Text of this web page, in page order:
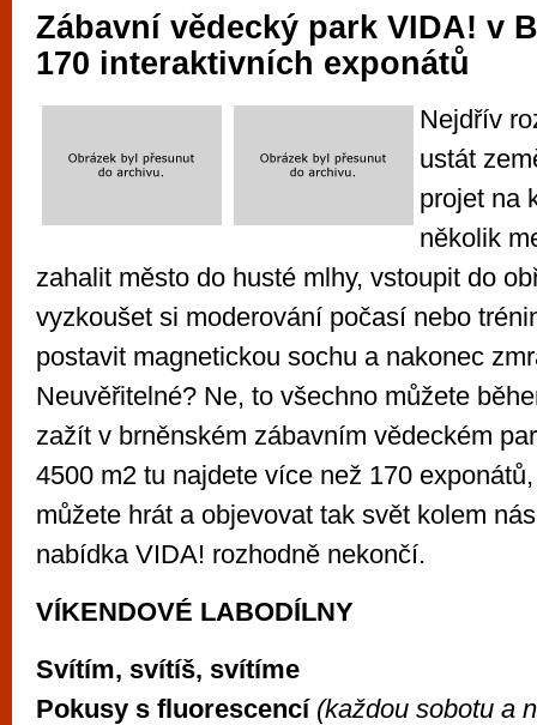
Zábavní vědecký park VIDA! v
170 interaktivních exponátů
Nejdřív
ustát
projet na
několik
zahalit město do husté mlhy, vstoupit do
vyzkoušet si moderování počasí nebo
postavit magnetickou sochu a nakonec
Neuvěřitelné? Ne, to všechno můžete
zažít v brněnském zábavním vědeckém
4500 m2 tu najdete více než 170
můžete hrát a objevovat tak svět kolem
nabídka VIDA! rozhodně nekončí.
VÍKENDOVÉ LABODÍLNY
Svítím, svítíš, svítíme
Pokusy s fluorescencí (každou sobotu a
příležitostné hráče. V...